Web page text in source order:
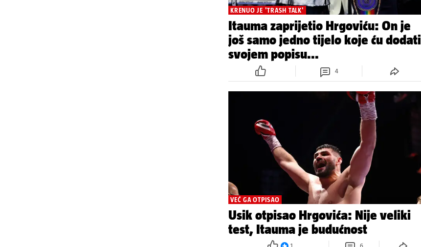
KRENUO JE 'TRASH TALK'
Itauma zaprijetio Hrgoviću: On je
još samo jedno tijelo koje ću dodati
svojem popisu...
4
VEĆ GA OTPISAO
Usik otpisao Hrgovića: Nije veliki
test, Itauma je budućnost